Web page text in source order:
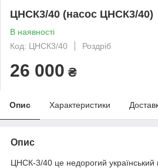
ЦНСК3/40 (насос ЦНСК3/40)
В наявності
Код: ЦНСК3/40
Роздріб
26 000 ₴
Опис Характеристики
Опис
ЦНСК-3/40 це недорогий український